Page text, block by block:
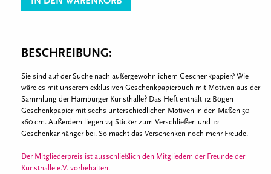
BESCHREIBUNG:
Sie sind auf der Suche nach außergewöhnlichem Geschenkpapier? Wie
wäre es mit unserem exklusiven Geschenkpapierbuch mit Motiven aus der
Sammlung der Hamburger Kunsthalle? Das Heft enthält 12 Bögen
Geschenkpapier mit sechs unterschiedlichen Motiven in den Maßen 50
x60 cm. Außerdem liegen 24 Sticker zum Verschließen und 12
Geschenkanhänger bei. So macht das Verschenken noch mehr Freude.
Der Mitgliederpreis ist ausschließlich den Mitgliedern der Freunde der
Kunsthalle e.V. vorbehalten.